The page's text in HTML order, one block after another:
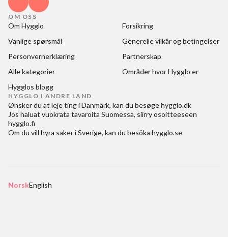
OM OSS
Om Hygglo
Forsikring
Vanlige spørsmål
Generelle vilkår og betingelser
Personvernerklæring
Partnerskap
Alle kategorier
Områder hvor Hygglo er
Hygglos blogg
HYGGLO I ANDRE LAND
Ønsker du at leje ting i Danmark, kan du besøgehygglo.dk
Jos haluat vuokrata tavaroita Suomessa, siirry osoitteeseen
hygglo.fi
Om du vill hyra saker i Sverige, kan du besöka hygglo.se
NorskEnglish